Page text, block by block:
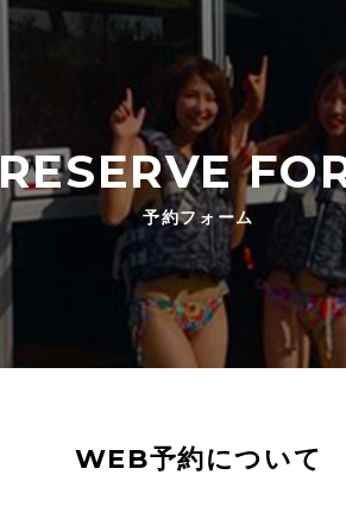
RESERVE
予約フォーム
WEB予約について